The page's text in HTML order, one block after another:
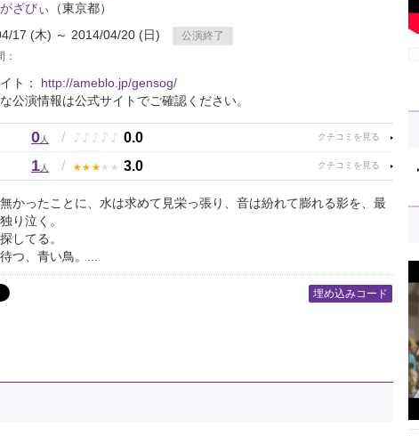
ざびぃ （東京都）
17 (木) ～ 2014/04/20 (日)
公演終了
ト： http://ameblo.jp/gensog/
公演情報は公式サイトでご確認ください。
0人 / ♪ ♪ ♪ ♪ ♪ 0.0
1人 / ★ ★ ★ ★ ★ 3.0
かったことに、水は求めて見栄っ張り、音は紛れて膨れる影を、最
り泣く。
してる。
つ、青い鳥。...
埋め込みコード